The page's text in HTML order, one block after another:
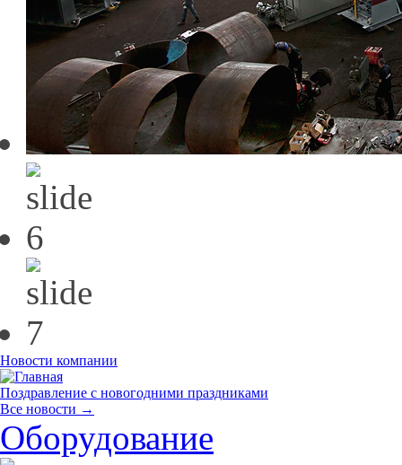
Новости компании
Поздравление с новогодними праздниками
Все новости →
Оборудование